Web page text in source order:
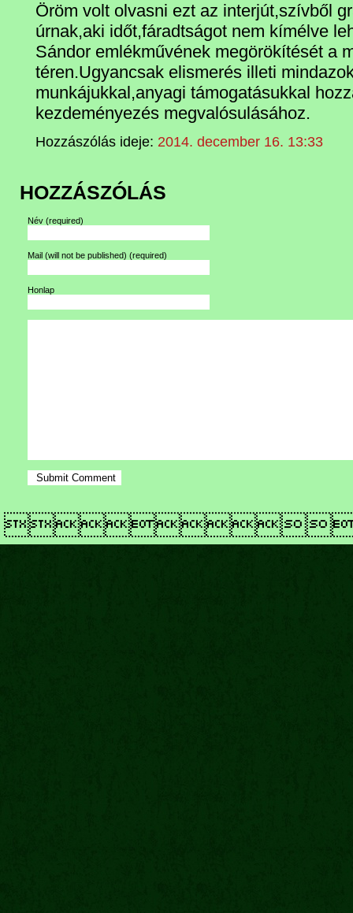
Öröm volt olvasni ezt az interjút,szívből
úrnak,aki időt,fáradtságot nem kímélve
Sándor emlékművének megörökítését a
téren.Ugyancsak elismerés illeti
munkájukkal,anyagi támogatásukkal
kezdeményezés megvalósulásához.
Hozzászólás ideje: 2014. december 16. 13:33
HOZZÁSZÓLÁS
Név (required)
Mail (will not be published) (required)
Honlap